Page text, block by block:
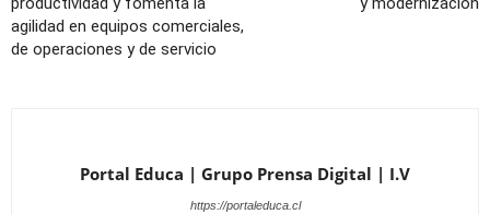
agilidad en equipos comerciales,
de operaciones y de servicio
Portal Educa | Grupo Prensa Digital | I.V
https://portaleduca.cl